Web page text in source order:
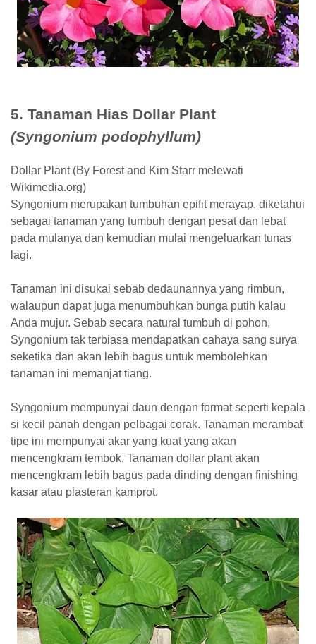
5. Tanaman Hias Dollar Plant
(Syngonium podophyllum)
Dollar Plant (By Forest and Kim Starr melewati
Wikimedia.org)
Syngonium merupakan tumbuhan epifit merayap, diketahui
sebagai tanaman yang tumbuh dengan pesat dan lebat
pada mulanya dan kemudian mulai mengeluarkan tunas
lagi.
Tanaman ini disukai sebab dedaunannya yang rimbun,
walaupun dapat juga menumbuhkan bunga putih kalau
Anda mujur. Sebab secara natural tumbuh di pohon,
Syngonium tak terbiasa mendapatkan cahaya sang surya
seketika dan akan lebih bagus untuk membolehkan
tanaman ini memanjat tiang.
Syngonium mempunyai daun dengan format seperti kepala
si kecil panah dengan pelbagai corak. Tanaman merambat
tipe ini mempunyai akar yang kuat yang akan
mencengkram tembok. Tanaman dollar plant akan
mencengkram lebih bagus pada dinding dengan finishing
kasar atau plasteran kamprot.